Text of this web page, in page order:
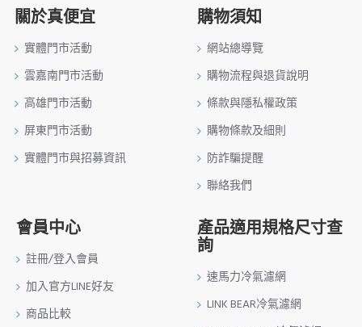
關於真便宜
實體門市活動
雲嘉南門市活動
高雄門市活動
屏東門市活動
實體門市與招募資訊
購物須知
網站總導覽
購物流程與退貨說明
條款與隱私權政策
購物條款及細則
防詐騙提醒
聯絡我們
會員中心
註冊/登入會員
加入官方LINE好友
商品比較
產品適用規格尺寸查
詢
速馬力冷氣濾網
LINK BEAR冷氣濾網